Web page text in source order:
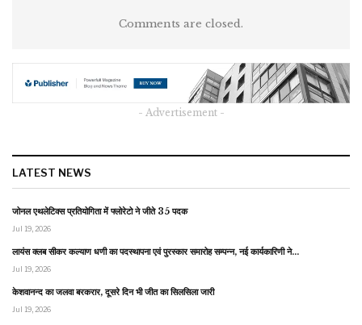
Comments are closed.
- Advertisement -
LATEST NEWS
जोनल एथलेटिक्स प्रतियोगिता में फ्लोरेटो ने जीते 35 पदक
Jul 19, 2026
लायंस क्लब सीकर कल्याण धणी का पदस्थापना एवं पुरस्कार समारोह सम्पन्न, नई कार्यकारिणी ने…
Jul 19, 2026
केशवानन्द का जलवा बरकरार, दूसरे दिन भी जीत का सिलसिला जारी
Jul 19, 2026